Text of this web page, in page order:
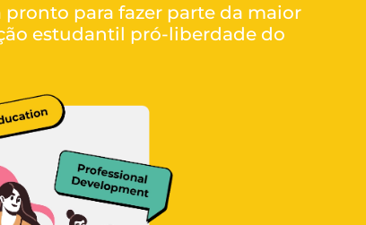
pronto para fazer parte da maior
estudantil pró-liberdade do